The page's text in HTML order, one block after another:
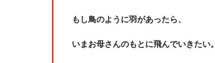
もし鳥のように羽があったら、
いまお母さんのもとに飛んでいきたい。